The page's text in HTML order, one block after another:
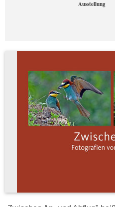
Ausstellung